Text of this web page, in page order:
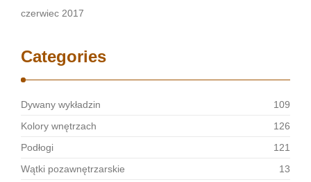
czerwiec 2017
Categories
Dywany wykładzin
109
Kolory wnętrzach
126
Podłogi
121
Wątki pozawnętrzarskie
13